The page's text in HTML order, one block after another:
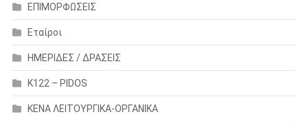
ΕΠΙΜΟΡΦΩΣΕΙΣ
Εταίροι
ΗΜΕΡΙΔΕΣ / ΔΡΑΣΕΙΣ
Κ122 – PIDOS
ΚΕΝΑ ΛΕΙΤΟΥΡΓΙΚΑ-ΟΡΓΑΝΙΚΑ